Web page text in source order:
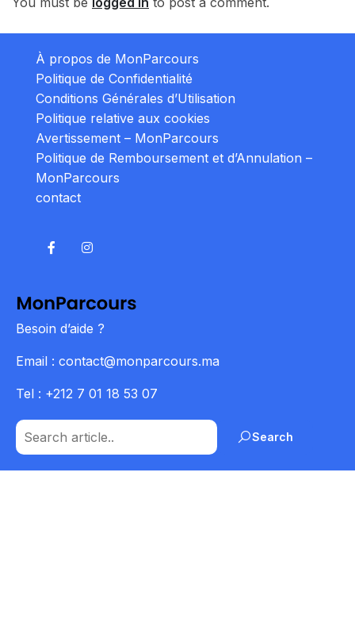
À propos de MonParcours
Politique de Confidentialité
Conditions Générales d’Utilisation
Politique relative aux cookies
Avertissement – MonParcours
Politique de Remboursement et d’Annulation –
MonParcours
contact
Besoin d’aide ?
Email : contact@monparcours.ma
Tel : +212 7 01 18 53 07
Search